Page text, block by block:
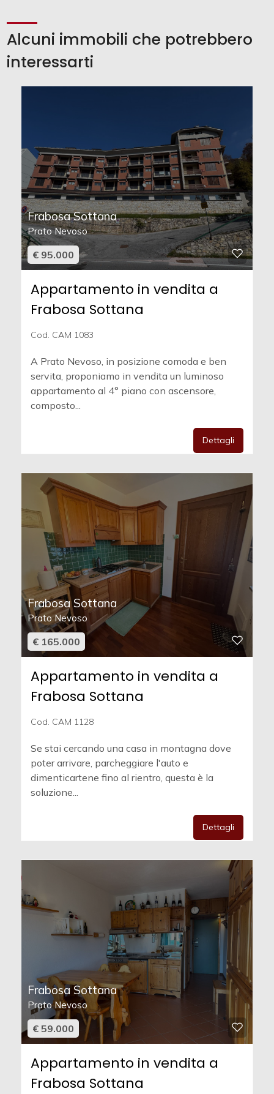
Alcuni immobili che potrebbero
interessarti
Frabosa Sottana
Prato Nevoso
€ 95.000
Appartamento in vendita a
Frabosa Sottana
Cod. CAM 1083
A Prato Nevoso, in posizione comoda e ben
servita, proponiamo in vendita un luminoso
appartamento al 4° piano con ascensore,
composto...
Dettagli
Frabosa Sottana
Prato Nevoso
€ 165.000
Appartamento in vendita a
Frabosa Sottana
Cod. CAM 1128
Se stai cercando una casa in montagna dove
poter arrivare, parcheggiare l'auto e
dimenticartene fino al rientro, questa è la
soluzione...
Dettagli
Frabosa Sottana
Prato Nevoso
€ 59.000
Appartamento in vendita a
Frabosa Sottana